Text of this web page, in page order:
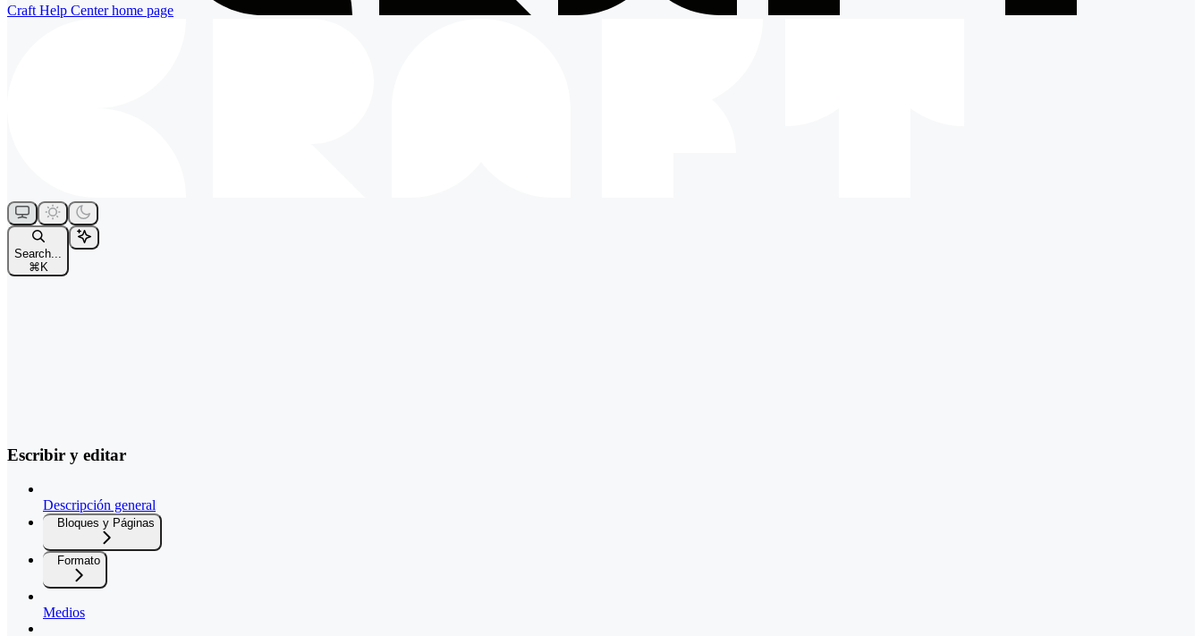
Craft Help Centerhome page
Search...
⌘ K
Escribir y editar
Descripción general
Bloques y Páginas
Formato
Medios